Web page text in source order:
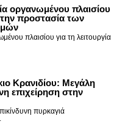
οργανωμένου πλαισίου
την προστασία των
πλαισίου για τη λειτουργία
Κρανιδίου: Μεγάλη
επιχείρηση στην
πυρκαγιά